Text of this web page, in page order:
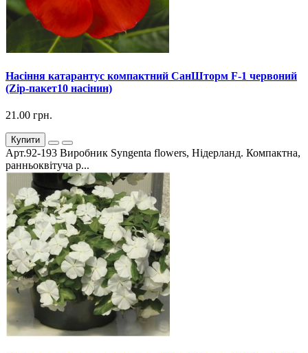
Насіння катарантус компактний СанШторм F-1 червоний
(Zip-пакет10 насінин)
21.00 грн.
Купити
Арт.92-193 Виробник Syngenta flowers, Нідерланд. Компактна,
ранньоквітуча р...